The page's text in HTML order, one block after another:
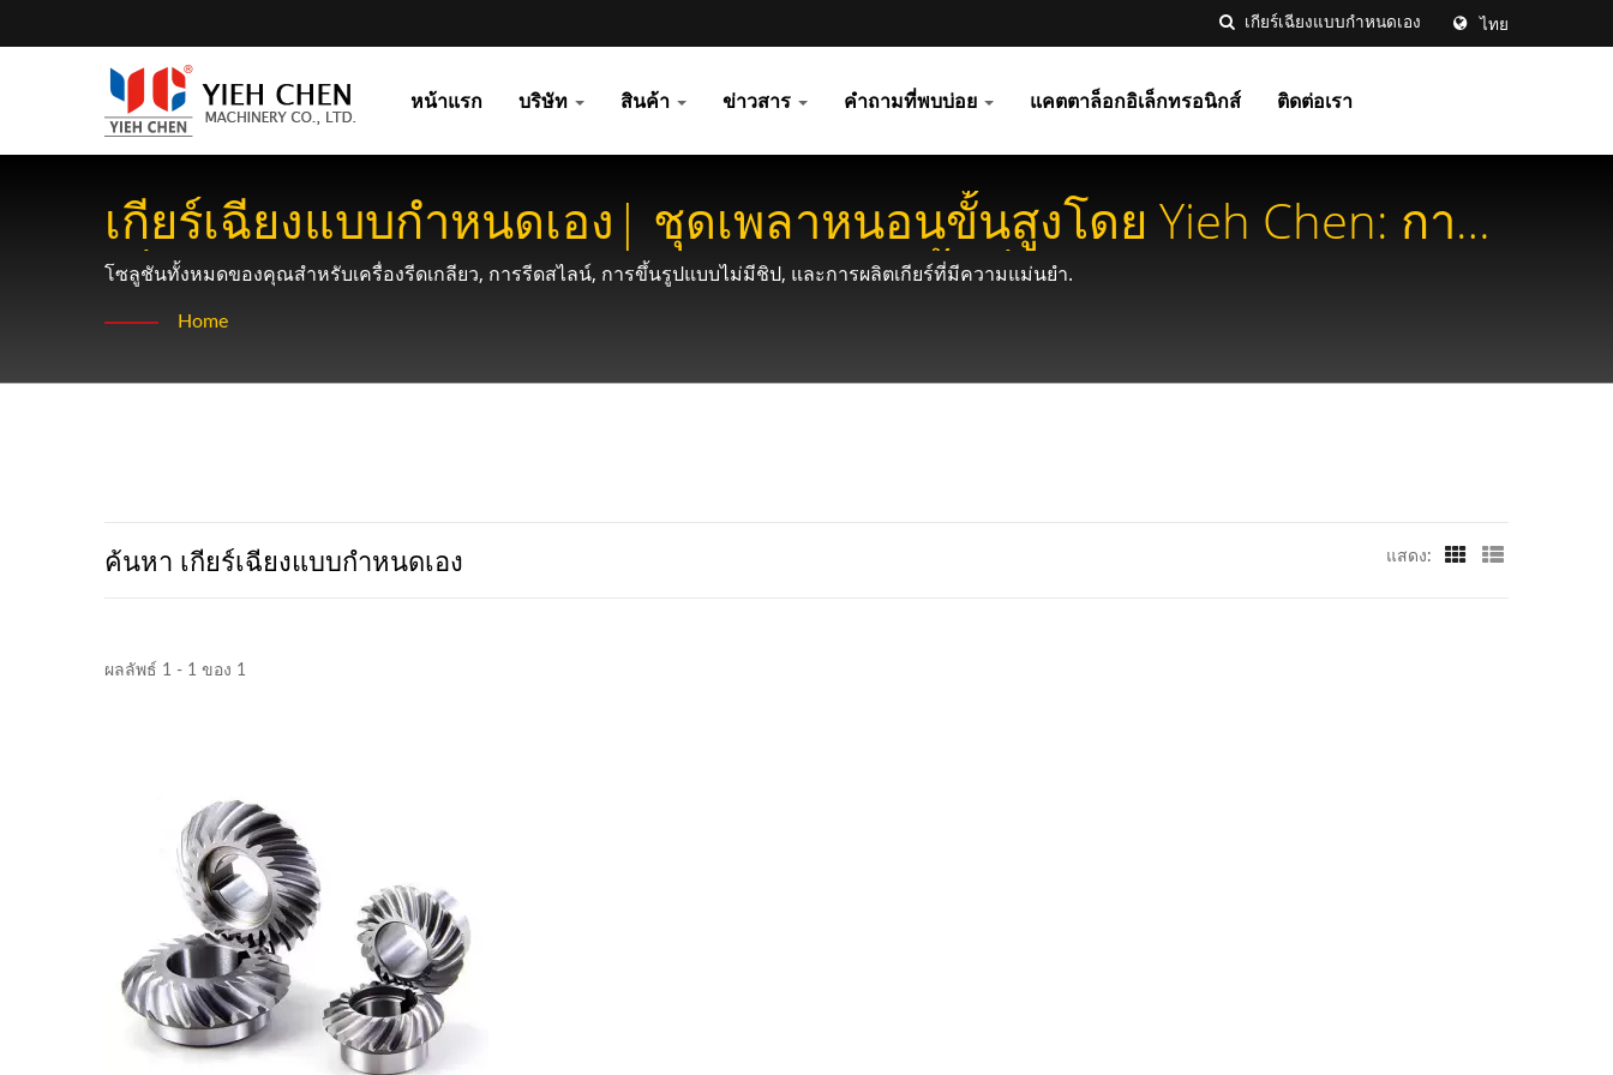
ไทย
หน้าแรก บริษัท สินค้า ข่าวสาร คำถามที่พบบ่อย แคตตาล็อกอิเล็กทรอนิกส์ ติดต่อเรา
เกียร์เฉียงแบบกำหนดเอง| ชุดเพลาหนอนขั้นสูงโดย Yieh Chen: การ
เพิ่มประสิทธิภาพของโซลูชันเกียร์สำหรับพื้นที่แคบ
โซลูชันทั้งหมดของคุณสำหรับเครื่องรีดเกลียว, การรีดสไลน์, การขึ้นรูปแบบไม่มีชิป, และการผลิตเกียร์ที่มีความแม่นยำ.
Home
ค้นหา เกียร์เฉียงแบบกำหนดเอง แสดง:
ผลลัพธ์ 1 - 1 ของ 1